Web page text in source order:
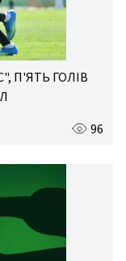
П'ЯТЬ ГОЛІВ
96